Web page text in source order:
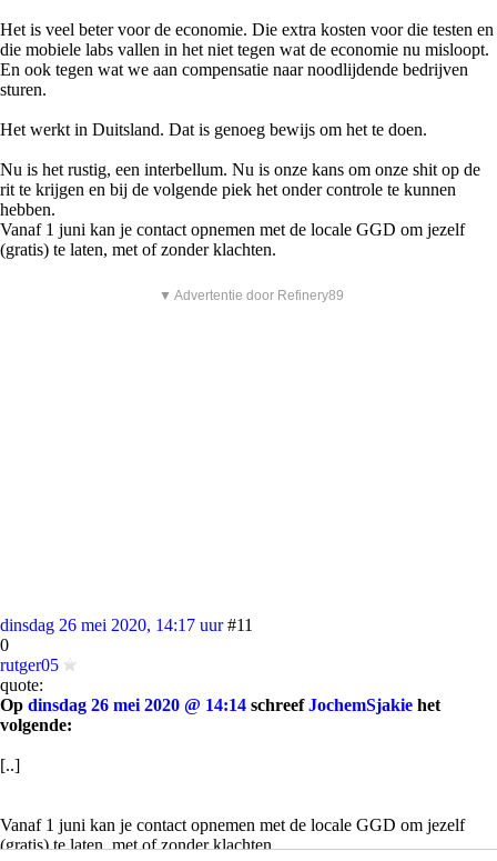
Het is veel beter voor de economie. Die extra kosten voor die testen en
die mobiele labs vallen in het niet tegen wat de economie nu misloopt.
En ook tegen wat we aan compensatie naar noodlijdende bedrijven
sturen.
Het werkt in Duitsland. Dat is genoeg bewijs om het te doen.
Nu is het rustig, een interbellum. Nu is onze kans om onze shit op de
rit te krijgen en bij de volgende piek het onder controle te kunnen
hebben.
Vanaf 1 juni kan je contact opnemen met de locale GGD om jezelf
(gratis) te laten, met of zonder klachten.
▼ Advertentie door Refinery89
dinsdag 26 mei 2020, 14:17 uur #11
0
rutger05
quote:
Op dinsdag 26 mei 2020 @ 14:14 schreefJochemSjakie het
volgende:
[..]
Vanaf 1 juni kan je contact opnemen met de locale GGD om jezelf
(gratis) te laten, met of zonder klachten.